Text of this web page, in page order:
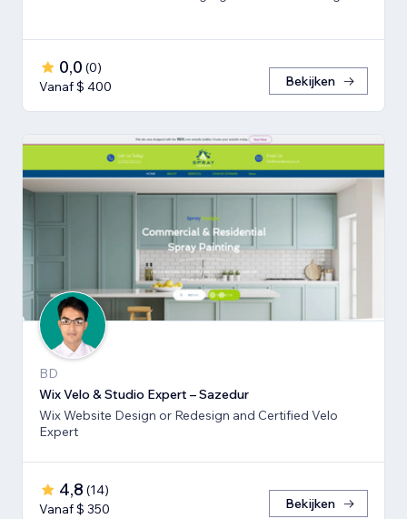
0,0 (0)
Vanaf $ 400
Bekijken
BD
Wix Velo & Studio Expert – Sazedur
Wix Website Design or Redesign and Certified Velo
Expert
4,8 (14)
Vanaf $ 350
Bekijken